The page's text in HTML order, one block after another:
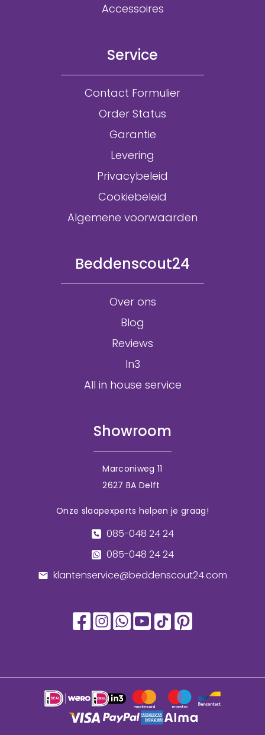
Accessoires
Service
Contact Formulier
Order Status
Garantie
Levering
Privacybeleid
Cookiebeleid
Algemene voorwaarden
Beddenscout24
Over ons
Blog
Reviews
In3
All in house service
Showroom
Marconiweg 11
2627 BA Delft
Onze slaapexperts helpen je graag!
085-048 24 24
085-048 24 24
klantenservice@beddenscout24.com